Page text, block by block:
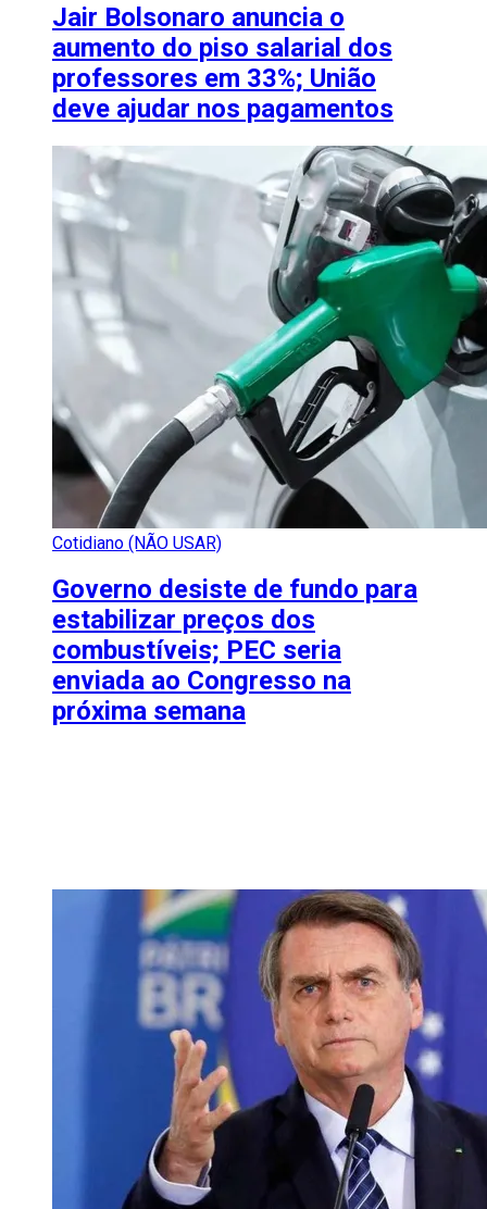
Jair Bolsonaro anuncia o
aumento do piso salarial dos
professores em 33%; União
deve ajudar nos pagamentos
Cotidiano (NÃO USAR)
Governo desiste de fundo para
estabilizar preços dos
combustíveis; PEC seria
enviada ao Congresso na
próxima semana